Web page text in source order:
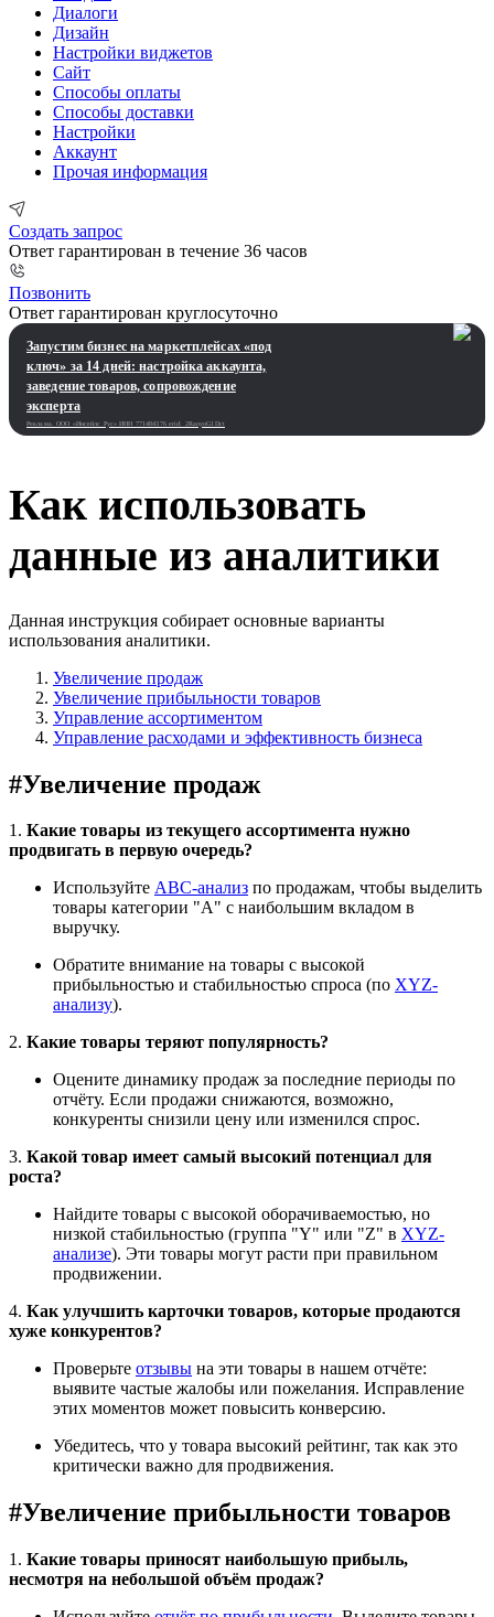
Диалоги
Дизайн
Настройки виджетов
Сайт
Способы оплаты
Способы доставки
Настройки
Аккаунт
Прочая информация
Создать запрос
Ответ гарантирован в течение 36 часов
Позвонить
Ответ гарантирован круглосуточно
Запустим бизнес на маркетплейсах «под
ключ» за 14 дней: настройка аккаунта,
заведение товаров, сопровождение
эксперта
Реклама. ООО «Инсейлс Рус»‎ ИНН 771484376 erid: 2RanyoG1Dct
Как использовать
данные из аналитики
Данная инструкция собирает основные варианты
использования аналитики.
Увеличение продаж
Увеличение прибыльности товаров
Управление ассортиментом
Управление расходами и эффективность бизнеса
#Увеличение продаж
1. Какие товары из текущего ассортимента нужно
продвигать в первую очередь?
Используйте ABC-анализ по продажам, чтобы выделить
товары категории "A" с наибольшим вкладом в
выручку.
Обратите внимание на товары с высокой
прибыльностью и стабильностью спроса (по XYZ-
анализу).
2. Какие товары теряют популярность?
Оцените динамику продаж за последние периоды по
отчёту. Если продажи снижаются, возможно,
конкуренты снизили цену или изменился спрос.
3. Какой товар имеет самый высокий потенциал для
роста?
Найдите товары с высокой оборачиваемостью, но
низкой стабильностью (группа "Y" или "Z" в XYZ-
анализе). Эти товары могут расти при правильном
продвижении.
4. Как улучшить карточки товаров, которые продаются
хуже конкурентов?
Проверьте отзывы на эти товары в нашем отчёте:
выявите частые жалобы или пожелания. Исправление
этих моментов может повысить конверсию.
Убедитесь, что у товара высокий рейтинг, так как это
критически важно для продвижения.
#Увеличение прибыльности товаров
1. Какие товары приносят наибольшую прибыль,
несмотря на небольшой объём продаж?